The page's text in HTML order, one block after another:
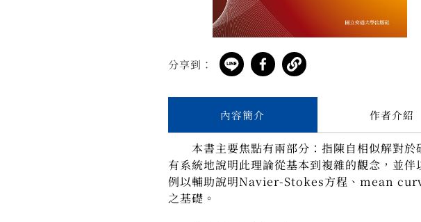
分享到：
內容簡介 作者介紹
本書主要焦點有兩部分：指陳自相似解對
有系統地說明此理論從基本到複雜的觀念，並
例以輔助說明Navier-Stokes方程、mean
之基礎。